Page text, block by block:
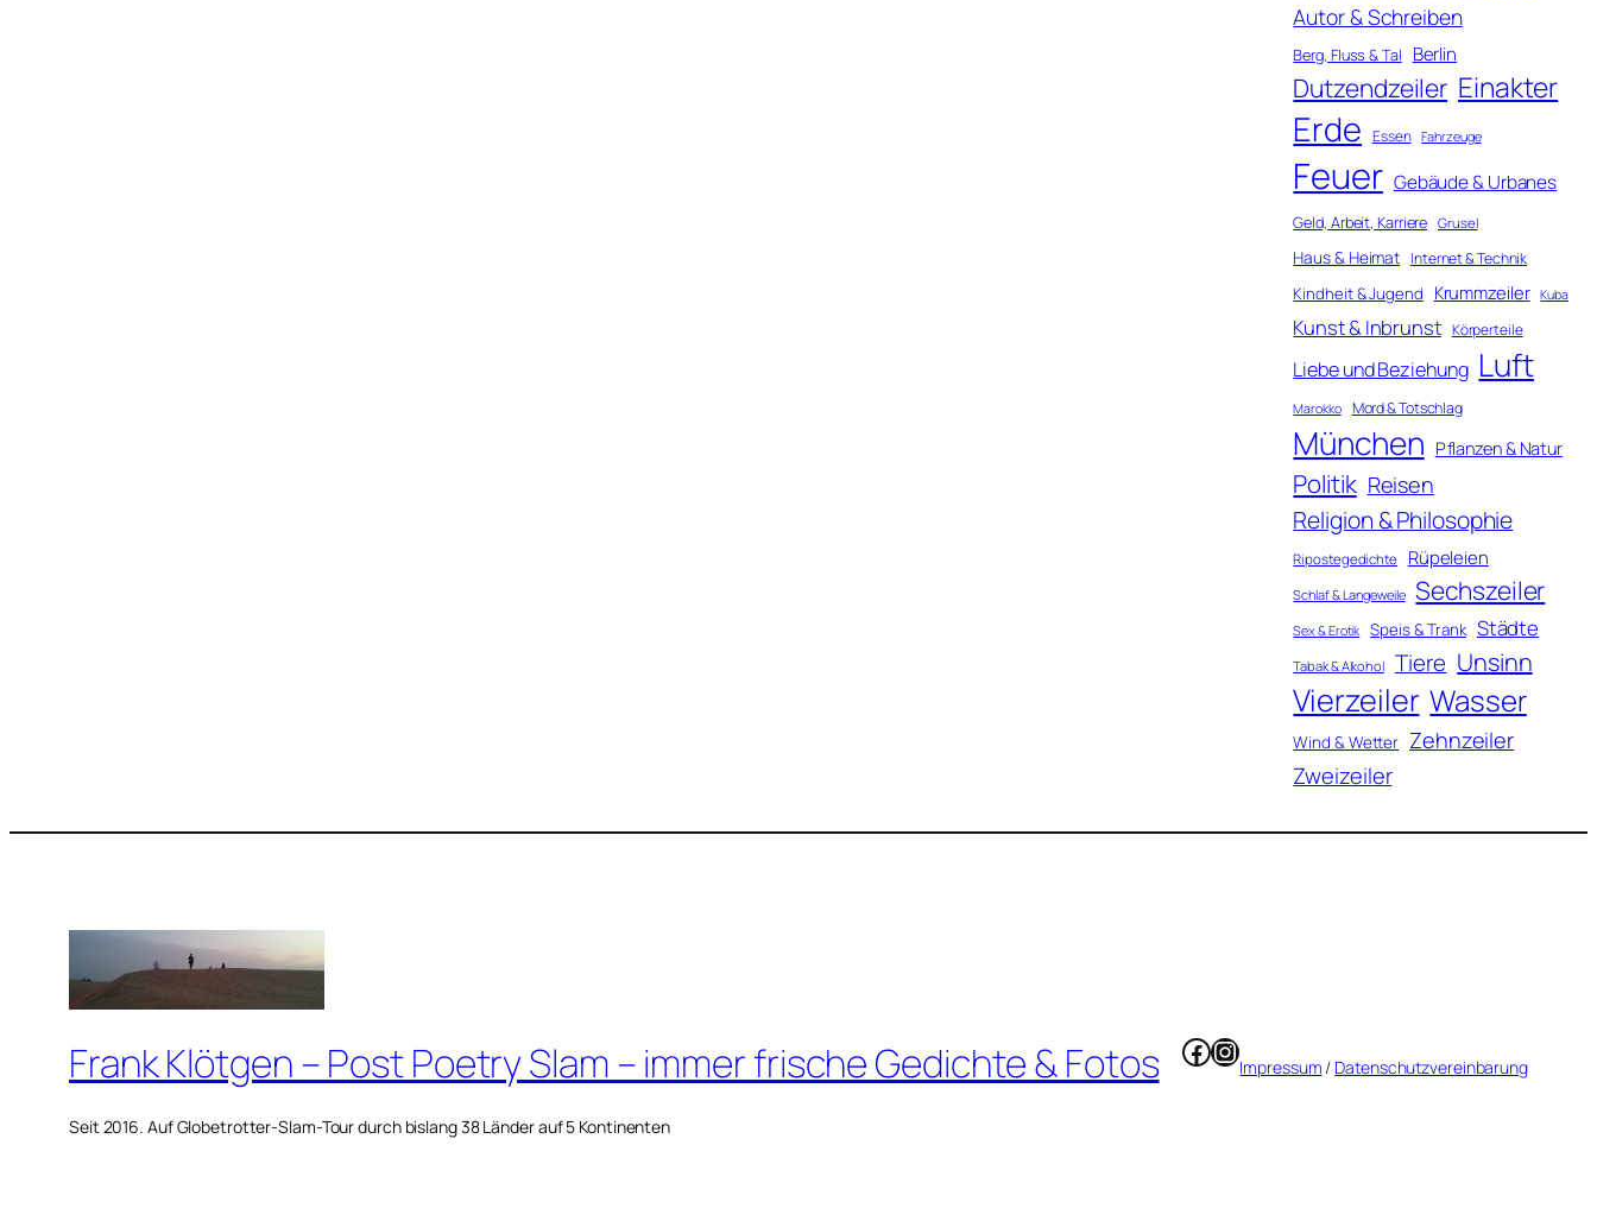
Autor & Schreiben
Berg, Fluss & Tal Berlin
Dutzendzeiler Einakter
Erde Essen Fahrzeuge
Feuer Gebäude & Urbanes
Geld, Arbeit, Karriere Grusel
Haus & Heimat Internet & Technik
Kindheit & Jugend Krummzeiler Kuba
Kunst & Inbrunst Körperteile
Liebe und Beziehung Luft
Marokko Mord & Totschlag
München Pflanzen & Natur
Politik Reisen
Religion & Philosophie
Ripostegedichte Rüpeleien
Schlaf & Langeweile Sechszeiler
Sex & Erotik Speis & Trank Städte
Tabak & Alkohol Tiere Unsinn
Vierzeiler Wasser
Wind & Wetter Zehnzeiler
Zweizeiler
Frank Klötgen – Post Poetry Slam – immer frische Gedichte & Fotos
Seit 2016. Auf Globetrotter-Slam-Tour durch bislang 38 Länder auf 5 Kontinenten
Facebook
Instagram
Impressum / Datenschutzvereinbarung